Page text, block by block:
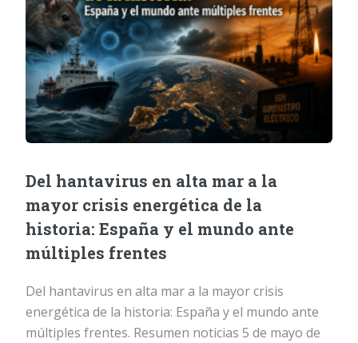
Del hantavirus en alta mar a la
mayor crisis energética de la
historia: España y el mundo ante
múltiples frentes
Del hantavirus en alta mar a la mayor crisis
energética de la historia: España y el mundo ante
múltiples frentes. Resumen noticias 5 de mayo de